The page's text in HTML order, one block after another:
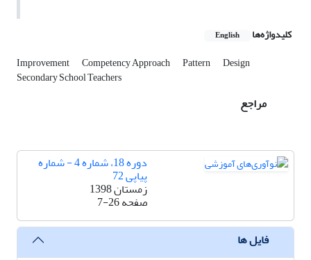
کلیدواژه‌ها English
Improvement Competency Approach Pattern Design
Secondary School Teachers
مراجع
دوره 18، شماره 4 - شماره
پیاپی 72
زمستان 1398
صفحه7-26
فایل ها